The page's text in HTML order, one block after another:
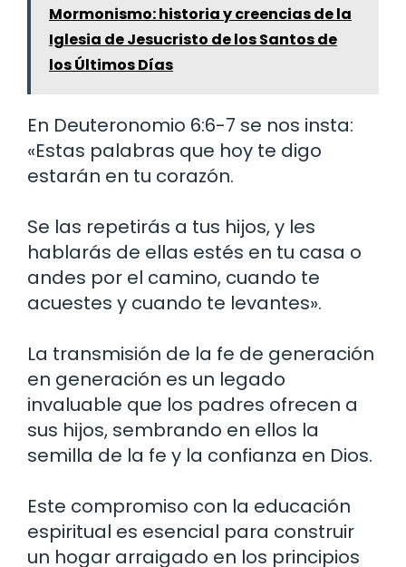
Mormonismo: historia y creencias de la
Iglesia de Jesucristo de los Santos de
los Últimos Días
En Deuteronomio 6:6-7 se nos insta:
«Estas palabras que hoy te digo
estarán en tu corazón.
Se las repetirás a tus hijos, y les
hablarás de ellas estés en tu casa o
andes por el camino, cuando te
acuestes y cuando te levantes».
La transmisión de la fe de generación
en generación es un legado
invaluable que los padres ofrecen a
sus hijos, sembrando en ellos la
semilla de la fe y la confianza en Dios.
Este compromiso con la educación
espiritual es esencial para construir
un hogar arraigado en los principios